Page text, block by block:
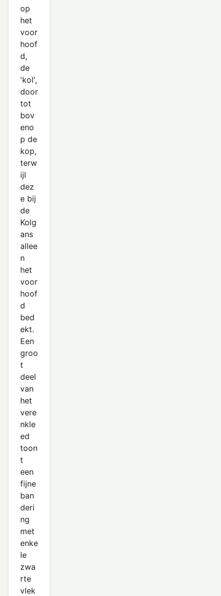
op
het
voor
hoof
d,
de
'kol',
door
tot
bov
eno
p de
kop,
terw
ijl
dez
e bij
de
Kolg
ans
allee
n
het
voor
hoof
d
bed
ekt.
Een
groo
t
deel
van
het
vere
nkle
ed
toon
t
een
fijne
ban
deri
ng
met
enke
le
zwa
rte
vlek